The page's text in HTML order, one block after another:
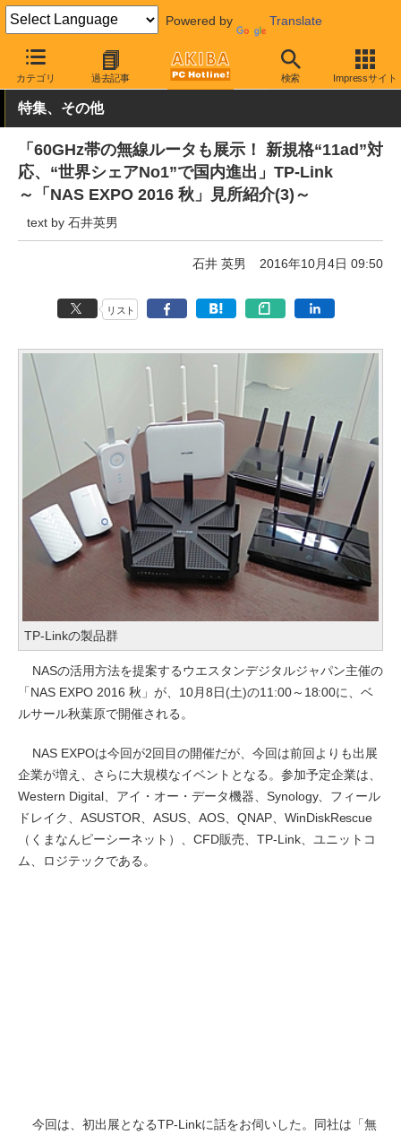
Powered by Translate
カテゴリ 過去記事 検索 Impressサイト
AKIBA PC Hotline! イベント NAS EXPO
特集、その他
「60GHz帯の無線ルータも展示！ 新規格“11ad”対
応、“世界シェアNo1”で国内進出」TP-Link
～「NAS EXPO 2016 秋」見所紹介(3)～
text by 石井英男
石井 英男 2016年10月4日 09:50
リスト
TP-Linkの製品群
NASの活用方法を提案するウエスタンデジタルジャパン主催の
「NAS EXPO 2016 秋」が、10月8日(土)の11:00～18:00に、ベ
ルサール秋葉原で開催される。
NAS EXPOは今回が2回目の開催だが、今回は前回よりも出展
企業が増え、さらに大規模なイベントとなる。参加予定企業は、
Western Digital、アイ・オー・データ機器、Synology、フィール
ドレイク、ASUSTOR、ASUS、AOS、QNAP、WinDiskRescue
（くまなんピーシーネット）、CFD販売、TP-Link、ユニットコ
ム、ロジテックである。
今回は、初出展となるTP-Linkに話をお伺いした。同社は「無